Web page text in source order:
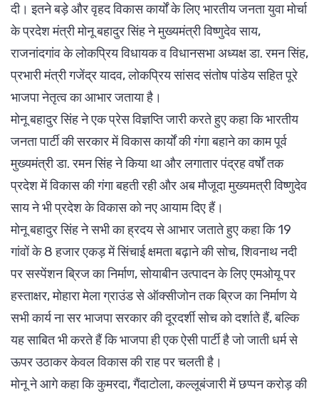
दी। इतने बड़े और वृहद विकास कार्यों के लिए भारतीय जनता युवा मोर्चा
के प्रदेश मंत्री मोनू बहादुर सिंह ने मुख्यमंत्री विष्णुदेव साय,
राजनांदगांव के लोकप्रिय विधायक व विधानसभा अध्यक्ष डा. रमन सिंह,
प्रभारी मंत्री गजेंद्र यादव, लोकप्रिय सांसद संतोष पांडेय सहित पूरे
भाजपा नेतृत्व का आभार जताया है।
मोनू बहादुर सिंह ने एक प्रेस विज्ञप्ति जारी करते हुए कहा कि भारतीय
जनता पार्टी की सरकार में विकास कार्यों की गंगा बहाने का काम पूर्व
मुख्यमंत्री डा. रमन सिंह ने किया था और लगातार पंद्रह वर्षों तक
प्रदेश में विकास की गंगा बहती रही और अब मौजूदा मुख्यमत्री विष्णुदेव
साय ने भी प्रदेश के विकास को नए आयाम दिए हैं।
मोनू बहादुर सिंह ने सभी का ह्रदय से आभार जताते हुए कहा कि 19
गांवों के 8 हजार एकड़ में सिंचाई क्षमता बढ़ाने की सोच, शिवनाथ नदी
पर सस्पेंशन ब्रिज का निर्माण, सोयाबीन उत्पादन के लिए एमओयू पर
हस्ताक्षर, मोहारा मेला ग्राउंड से ऑक्सीजोन तक ब्रिज का निर्माण ये
सभी कार्य ना सर भाजपा सरकार की दूरदर्शी सोच को दर्शाते हैं, बल्कि
यह साबित भी करते हैं कि भाजपा ही एक ऐसी पार्टी है जो जाती धर्म से
ऊपर उठाकर केवल विकास की राह पर चलती है।
मोनू ने आगे कहा कि कुमरदा, गैंदाटोला, कल्लूबंजारी में छप्पन करोड़ की